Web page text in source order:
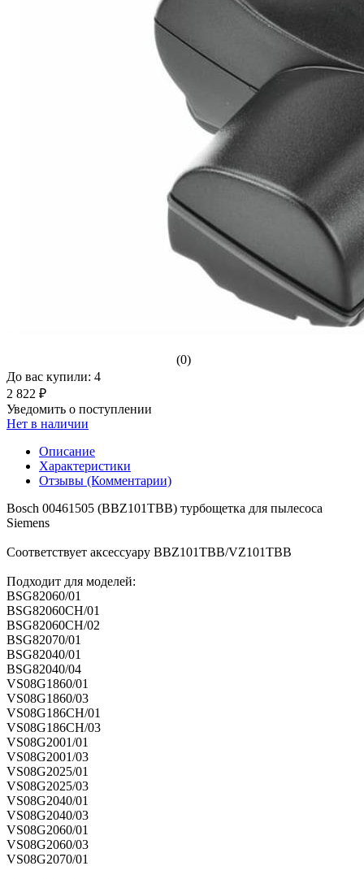
(0)
До вас купили: 4
2 822 ₽
Уведомить о поступлении
Нет в наличии
Описание
Характеристики
Отзывы (Комментарии)
Bosch 00461505 (BBZ101TBB) турбощетка для пылесоса
Siemens
Соответствует аксессуару BBZ101TBB/VZ101TBB
Подходит для моделей:
BSG82060/01
BSG82060CH/01
BSG82060CH/02
BSG82070/01
BSG82040/01
BSG82040/04
VS08G1860/01
VS08G1860/03
VS08G186CH/01
VS08G186CH/03
VS08G2001/01
VS08G2001/03
VS08G2025/01
VS08G2025/03
VS08G2040/01
VS08G2040/03
VS08G2060/01
VS08G2060/03
VS08G2070/01